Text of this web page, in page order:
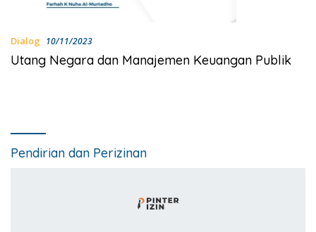
Dialog 10/11/2023
Utang Negara dan Manajemen Keuangan Publik
Pendirian dan Perizinan